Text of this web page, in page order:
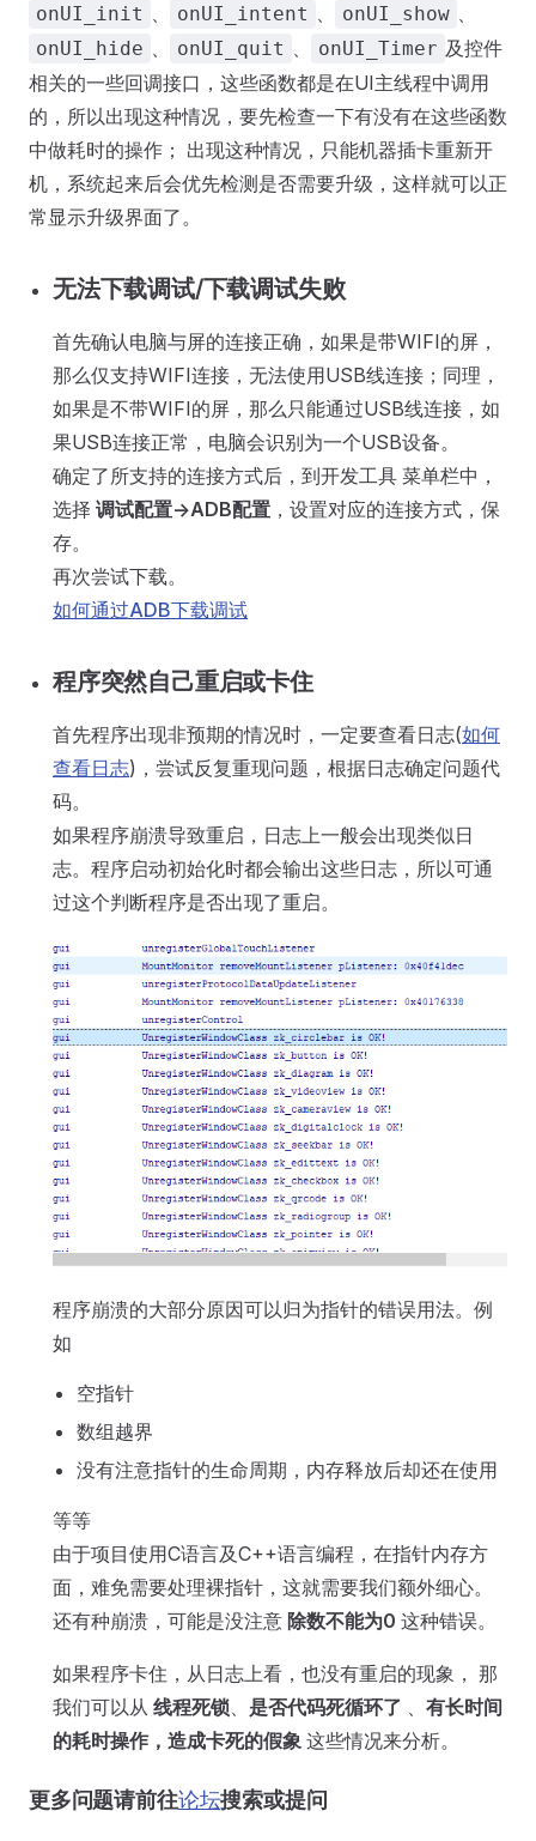
onUI_init 、 onUI_intent 、 onUI_show 、
onUI_hide 、 onUI_quit 、 onUI_Timer 及控件
相关的一些回调接口，这些函数都是在UI主线程中调用
的，所以出现这种情况，要先检查一下有没有在这些函数
中做耗时的操作； 出现这种情况，只能机器插卡重新开
机，系统起来后会优先检测是否需要升级，这样就可以正
常显示升级界面了。
无法下载调试/下载调试失败
首先确认电脑与屏的连接正确，如果是带WIFI的屏，
那么仅支持WIFI连接，无法使用USB线连接；同理，
如果是不带WIFI的屏，那么只能通过USB线连接，如
果USB连接正常，电脑会识别为一个USB设备。
确定了所支持的连接方式后，到开发工具 菜单栏中，
选择 调试配置->ADB配置 ，设置对应的连接方式，保
存。
再次尝试下载。
如何通过ADB下载调试
程序突然自己重启或卡住
首先程序出现非预期的情况时，一定要查看日志(如何
查看日志)，尝试反复重现问题，根据日志确定问题代
码。
如果程序崩溃导致重启，日志上一般会出现类似日
志。程序启动初始化时都会输出这些日志，所以可通
过这个判断程序是否出现了重启。
程序崩溃的大部分原因可以归为指针的错误用法。例
如
空指针
数组越界
没有注意指针的生命周期，内存释放后却还在使用
等等
由于项目使用C语言及C++语言编程，在指针内存方
面，难免需要处理裸指针，这就需要我们额外细心。
还有种崩溃，可能是没注意 除数不能为0 这种错误。
如果程序卡住，从日志上看，也没有重启的现象， 那
我们可以从 线程死锁、 是否代码死循环了 、 有长时间
的耗时操作，造成卡死的假象 这些情况来分析。
更多问题请前往论坛搜索或提问